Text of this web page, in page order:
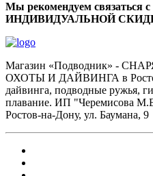
Мы рекомендуем связаться
ИНДИВИДУАЛЬНОЙ
Магазин «Подводник» -
ОХОТЫ И ДАЙВИНГА в
дайвинга, подводные ружья,
плавание. ИП "Черемисова
Ростов-на-Дону, ул. Баумана, 9